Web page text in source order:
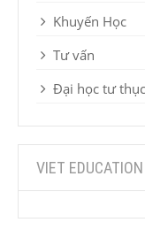
Khuyến Học
Tư vấn
Đại học tư thục
VIET EDUCATION